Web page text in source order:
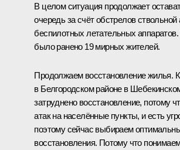
В целом ситуация продолжает
очередь за счёт обстрелов
беспилотных летательных
было ранено 19 мирных жителей.
Продолжаем восстановление жилья.
в Белгородском районе в
затруднено восстановление, потому
атак на населённые пункты, и есть
поэтому сейчас выбираем
восстановления. Потому что